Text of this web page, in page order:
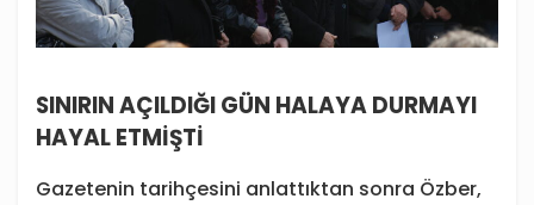
SINIRIN AÇILDIĞI GÜN HALAYA DURMAYI
HAYAL ETMİŞTİ
Gazetenin tarihçesini anlattıktan sonra Özber,